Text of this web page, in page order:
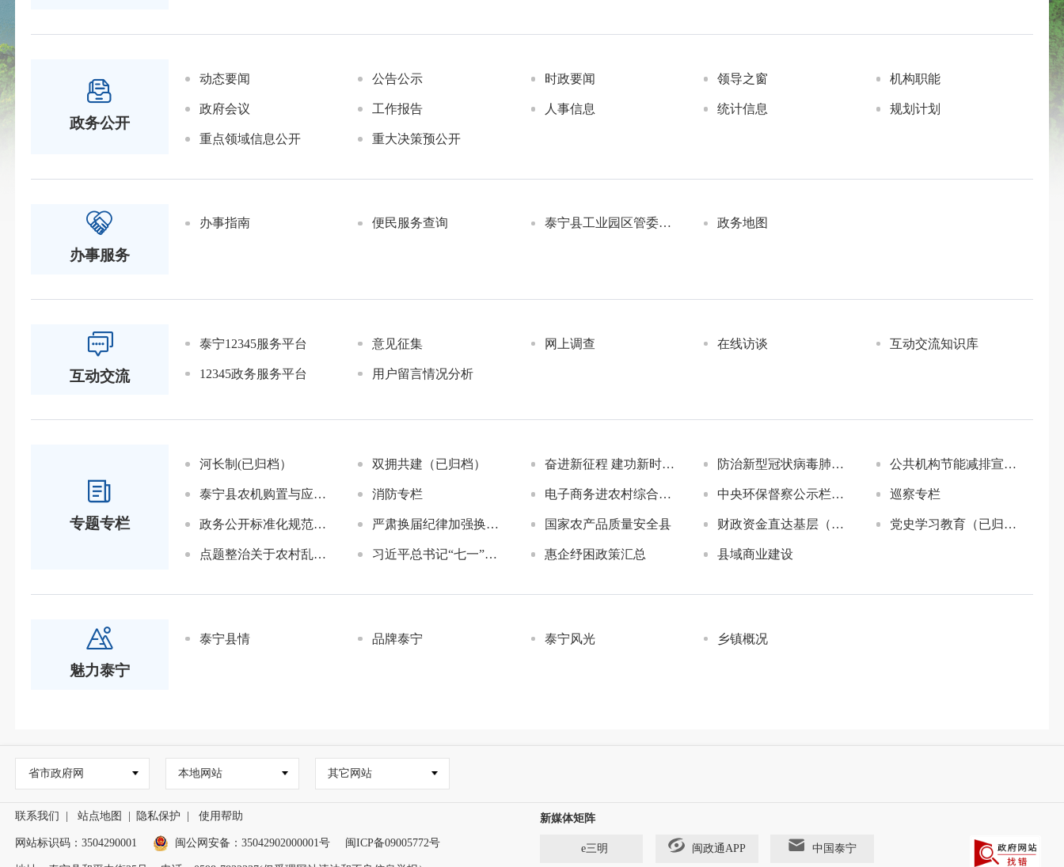
政务公开
动态要闻 公告公示 时政要闻 领导之窗 机构职能
政府会议 工作报告 人事信息 统计信息 规划计划
重点领域信息公开 重大决策预公开
办事服务
办事指南 便民服务查询 泰宁县工业园区管委会办事服务平台 政务地图
互动交流
泰宁12345服务平台 意见征集 网上调查 在线访谈 互动交流知识库
12345政务服务平台 用户留言情况分析
专题专栏
河长制(已归档） 双拥共建（已归档） 奋进新征程 建功新时代（已归档） 防治新型冠状病毒肺炎专题（已归档） 公共机构节能减排宣传专栏
泰宁县农机购置与应用补贴信息公开专栏 消防专栏 电子商务进农村综合示范（已归档） 中央环保督察公示栏（已归档） 巡察专栏
政务公开标准化规范化建设工作专栏(已归档) 严肃换届纪律加强换届风气监督（已归档） 国家农产品质量安全县 财政资金直达基层（已归档） 党史学习教育（已归档）
点题整治关于农村乱占耕地建房(已归档) 习近平总书记“七一”重要讲话精神（已归档） 惠企纾困政策汇总 县域商业建设
魅力泰宁
泰宁县情 品牌泰宁 泰宁风光 乡镇概况
省市政府网 本地网站 其它网站
联系我们 | 站点地图 | 隐私保护 | 使用帮助
网站标识码：3504290001 闽公网安备： 35042902000001号 闽ICP备09005772号
新媒体矩阵
e三明 闽政通APP 中国泰宁